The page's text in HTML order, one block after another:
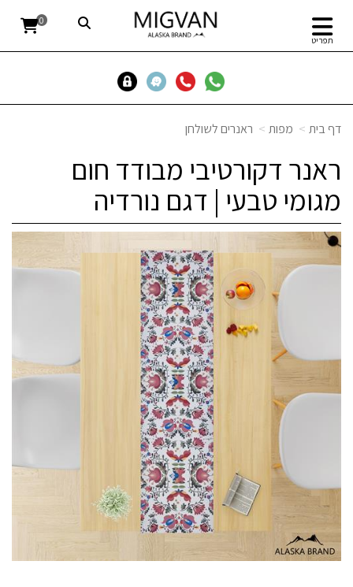
תפריט
0
דף בית מפות ראנרים לשולחן
ראנר דקורטיבי מבודד חום
מגומי טבעי | דגם נורדיה